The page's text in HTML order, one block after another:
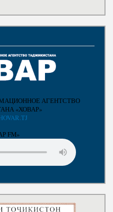
АГЕНТСТВО
«ХОВАР»
FM»